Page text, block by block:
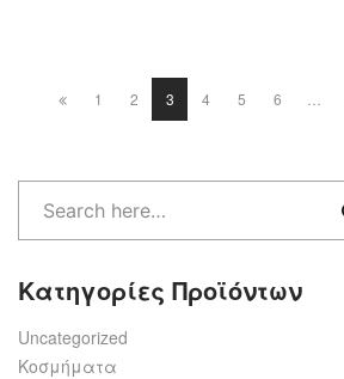
1 2 3 4 5 6
Κατηγορίες Προϊόντων
Uncategorized
Κοσμήματα